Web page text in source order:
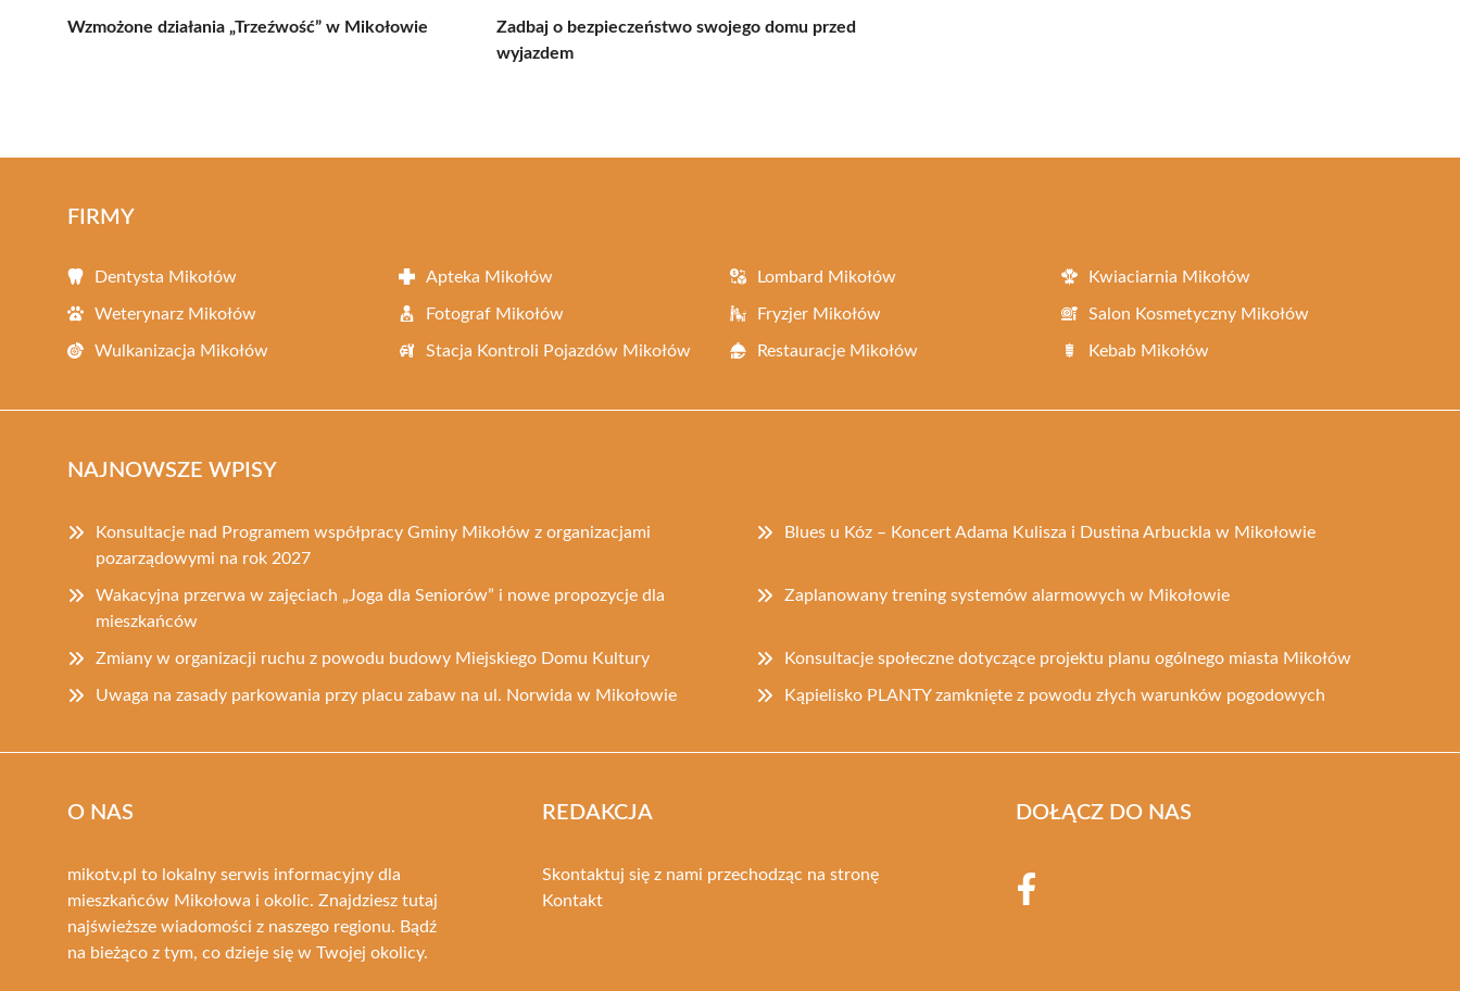
Wzmożone działania „Trzeźwość” w Mikołowie
Zadbaj o bezpieczeństwo swojego domu przed
wyjazdem
FIRMY
Dentysta Mikołów Apteka Mikołów Lombard Mikołów Kwiaciarnia Mikołów
Weterynarz Mikołów Fotograf Mikołów Fryzjer Mikołów Salon Kosmetyczny Mikołów
Wulkanizacja Mikołów Stacja Kontroli Pojazdów Mikołów Restauracje Mikołów Kebab Mikołów
NAJNOWSZE WPISY
Konsultacje nad Programem współpracy Gminy Mikołów z organizacjami
pozarządowymi na rok 2027
Blues u Kóz – Koncert Adama Kulisza i Dustina Arbuckla w Mikołowie
Wakacyjna przerwa w zajęciach „Joga dla Seniorów” i nowe propozycje dla
mieszkańców
Zaplanowany trening systemów alarmowych w Mikołowie
Zmiany w organizacji ruchu z powodu budowy Miejskiego Domu Kultury Konsultacje społeczne dotyczące projektu planu ogólnego miasta Mikołów
Uwaga na zasady parkowania przy placu zabaw na ul. Norwida w Mikołowie Kąpielisko PLANTY zamknięte z powodu złych warunków pogodowych
O NAS
mikotv.pl to lokalny serwis informacyjny dla
mieszkańców Mikołowa i okolic. Znajdziesz tutaj
najświeższe wiadomości z naszego regionu. Bądź
na bieżąco z tym, co dzieje się w Twojej okolicy.
REDAKCJA
Skontaktuj się z nami przechodząc na stronę
Kontakt
DOŁĄCZ DO NAS